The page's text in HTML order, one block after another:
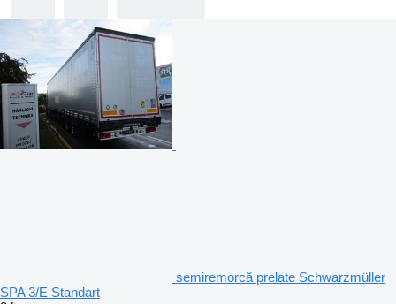
semiremorcă prelate Schwarzmüller
SPA 3/E Standart